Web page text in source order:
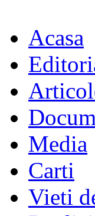
Acasa
Media
Carti
Vieti